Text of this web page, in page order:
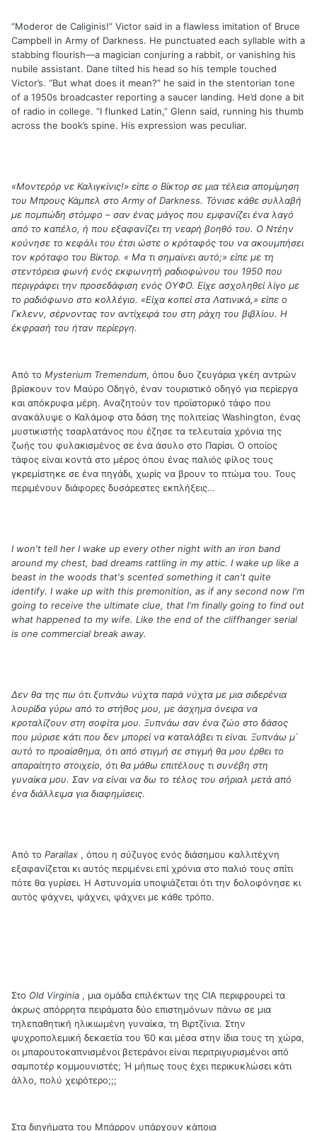
“Moderor de Caliginis!” Victor said in a flawless imitation of Bruce
Campbell in Army of Darkness. He punctuated each syllable with a
stabbing flourish—a magician conjuring a rabbit, or vanishing his
nubile assistant. Dane tilted his head so his temple touched
Victor’s. “But what does it mean?” he said in the stentorian tone
of a 1950s broadcaster reporting a saucer landing. He’d done a bit
of radio in college. “I flunked Latin,” Glenn said, running his thumb
across the book’s spine. His expression was peculiar.
«Μοντερόρ νε Καλιγκίνις!» είπε ο Βίκτορ σε μια τέλεια απομίμηση
του Μπρους Κάμπελ στο Army of Darkness. Τόνισε κάθε συλλαβή
με πομπώδη στόμφο – σαν ένας μάγος που εμφανίζει ένα λαγό
από το καπέλο, ή που εξαφανίζει τη νεαρή βοηθό του. Ο Ντέην
κούνησε το κεφάλι του έτσι ώστε ο κρόταφός του να ακουμπήσει
τον κρόταφο του Βίκτορ. « Μα τι σημαίνει αυτό;» είπε με τη
στεντόρεια φωνή ενός εκφωνητή ραδιοφώνου του 1950 που
περιγράφει την προσεδάφιση ενός ΟΥΦΟ. Είχε ασχοληθεί λίγο με
το ραδιόφωνο στο κολλέγιο. «Είχα κοπεί στα Λατινικά,» είπε ο
Γκλενν, σέρνοντας τον αντίχειρά του στη ράχη του βιβλίου. Η
έκφρασή του ήταν περίεργη.
Από το Mysterium Tremendum, όπου δυο ζευγάρια γκέη αντρών
βρίσκουν τον Μαύρο Οδηγό, έναν τουριστικό οδηγό για περίεργα
και απόκρυφα μέρη. Αναζητούν τον προϊστορικό τάφο που
ανακάλυψε ο Καλάμοφ στα δάση της πολιτείας Washington, ένας
μυστικιστής τσαρλατάνος που έζησε τα τελευταία χρόνια της
ζωής του φυλακισμένος σε ένα άσυλο στο Παρίσι. Ο οποίος
τάφος είναι κοντά στο μέρος όπου ένας παλιός φίλος τους
γκρεμίστηκε σε ένα πηγάδι, χωρίς να βρουν το πτώμα του. Τους
περιμένουν διάφορες δυσάρεστες εκπλήξεις…
I won't tell her I wake up every other night with an iron band
around my chest, bad dreams rattling in my attic. I wake up like a
beast in the woods that's scented something it can't quite
identify. I wake up with this premonition, as if any second now I'm
going to receive the ultimate clue, that I'm finally going to find out
what happened to my wife. Like the end of the cliffhanger serial
is one commercial break away.
Δεν θα της πω ότι ξυπνάω νύχτα παρά νύχτα με μια σιδερένια
λουρίδα γύρω από το στήθος μου, με άσχημα όνειρα να
κροταλίζουν στη σοφίτα μου. Ξυπνάω σαν ένα ζώο στο δάσος
που μύρισε κάτι που δεν μπορεί να καταλάβει τι είναι. Ξυπνάω μ΄
αυτό το προαίσθημα, ότι από στιγμή σε στιγμή θα μου έρθει το
απαραίτητο στοιχείο, ότι θα μάθω επιτέλους τι συνέβη στη
γυναίκα μου. Σαν να είναι να δω το τέλος του σήριαλ μετά από
ένα διάλλειμα για διαφημίσεις.
Από το Parallax , όπου η σύζυγος ενός διάσημου καλλιτέχνη
εξαφανίζεται κι αυτός περιμένει επί χρόνια στο παλιό τους σπίτι
πότε θα γυρίσει. Η Αστυνομία υποψιάζεται ότι την δολοφόνησε κι
αυτός ψάχνει, ψάχνει, ψάχνει με κάθε τρόπο.
Στο Old Virginia , μια ομάδα επιλέκτων της CIA περιφρουρεί τα
άκρως απόρρητα πειράματα δύο επιστημόνων πάνω σε μια
τηλεπαθητική ηλικιωμένη γυναίκα, τη Βιρτζίνια. Στην
ψυχροπολεμική δεκαετία του ’60 και μέσα στην ίδια τους τη χώρα,
οι μπαρουτοκαπνισμένοι βετεράνοι είναι περιτριγυρισμένοι από
σαμποτέρ κομμουνιστές; Ή μήπως τους έχει περικυκλώσει κάτι
άλλο, πολύ χειρότερο;;;
Στα διηγήματα του Μπάρρον υπάρχουν κάποια